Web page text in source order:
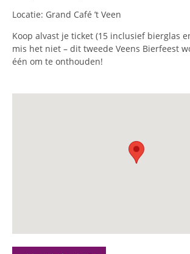
Locatie: Grand Café ’t Veen
Koop alvast je ticket (15 inclusief bierglas
mis het niet – dit tweede Veens Bierfeest
één om te onthouden!